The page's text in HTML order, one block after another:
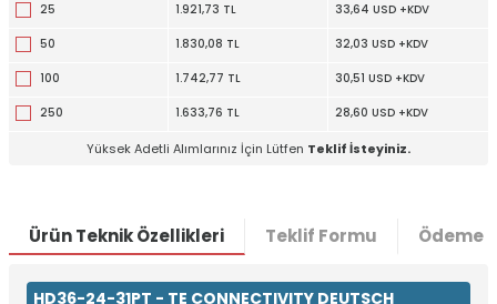
25 1.921,73 TL 33,64 USD +KDV
50 1.830,08 TL 32,03 USD +KDV
100 1.742,77 TL 30,51 USD +KDV
250 1.633,76 TL 28,60 USD +KDV
Yüksek Adetli Alımlarınız İçin Lütfen Teklif İsteyiniz.
Ürün Teknik Özellikleri Teklif Formu Ödeme
HD36-24-31PT - TE CONNECTIVITY DEUTSCH